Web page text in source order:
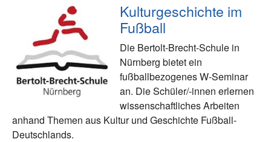
Kulturgeschichte im
Fußball
Die Bertolt-Brecht-Schule in
Nürnberg bietet ein
fußballbezogenes W-Seminar
an. Die Schüler/-innen erlernen
wissenschaftliches Arbeiten
anhand Themen aus Kultur und Geschichte Fußball-
Deutschlands.